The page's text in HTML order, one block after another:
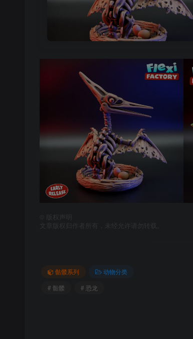
版权声明
文章版权归作者所有，未经允许请勿转载。
骷髅系列
动物分类
# 骷髅
# 恐龙